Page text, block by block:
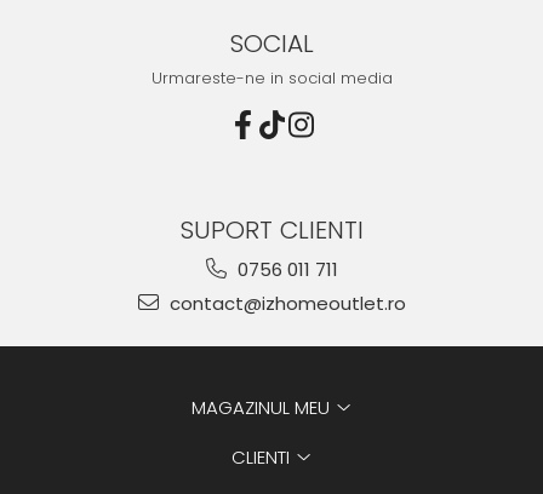
SOCIAL
Urmareste-ne in social media
SUPORT CLIENTI
0756 011 711
contact@izhomeoutlet.ro
MAGAZINUL MEU
CLIENTI